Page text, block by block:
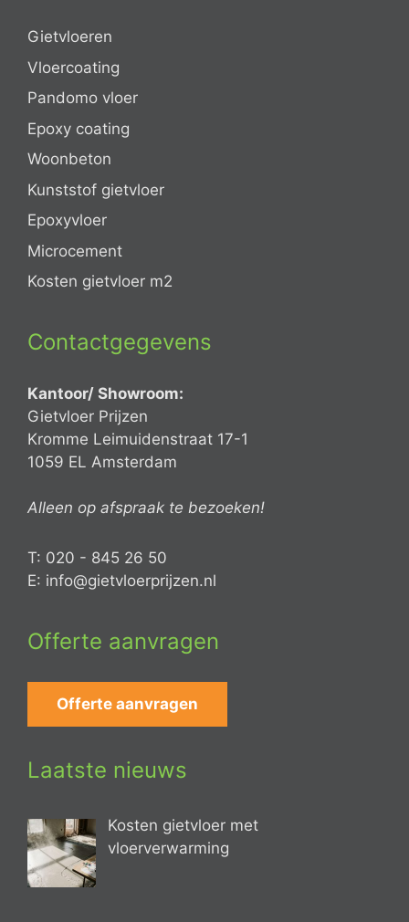
Gietvloeren
Vloercoating
Pandomo vloer
Epoxy coating
Woonbeton
Kunststof gietvloer
Epoxyvloer
Microcement
Kosten gietvloer m2
Contactgegevens
Kantoor/ Showroom:
Gietvloer Prijzen
Kromme Leimuidenstraat 17-1
1059 EL Amsterdam
Alleen op afspraak te bezoeken!
T: 020 - 845 26 50
E: info@gietvloerprijzen.nl
Offerte aanvragen
Offerte aanvragen
Laatste nieuws
Kosten gietvloer met
vloerverwarming